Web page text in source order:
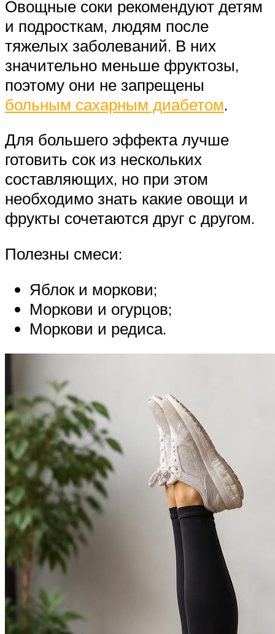
Овощные соки рекомендуют детям
и подросткам, людям после
тяжелых заболеваний. В них
значительно меньше фруктозы,
поэтому они не запрещены
больным сахарным диабетом.
Для большего эффекта лучше
готовить сок из нескольких
составляющих, но при этом
необходимо знать какие овощи и
фрукты сочетаются друг с другом.
Полезны смеси:
Яблок и моркови;
Моркови и огурцов;
Моркови и редиса.